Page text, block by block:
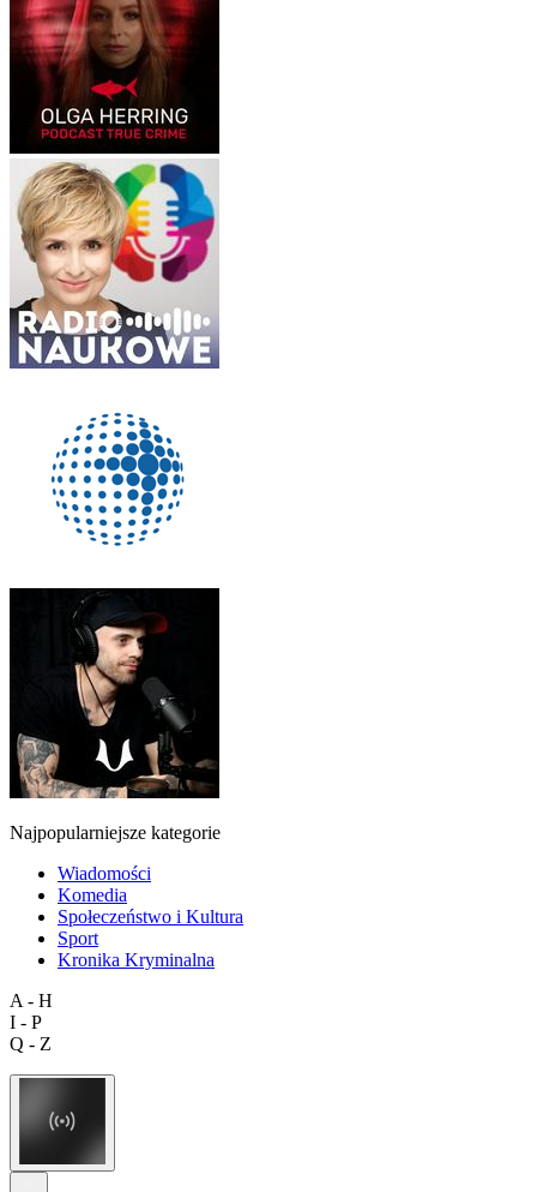
Najpopularniejsze kategorie
Wiadomości
Komedia
Społeczeństwo i Kultura
Sport
Kronika Kryminalna
A - H
I - P
Q - Z